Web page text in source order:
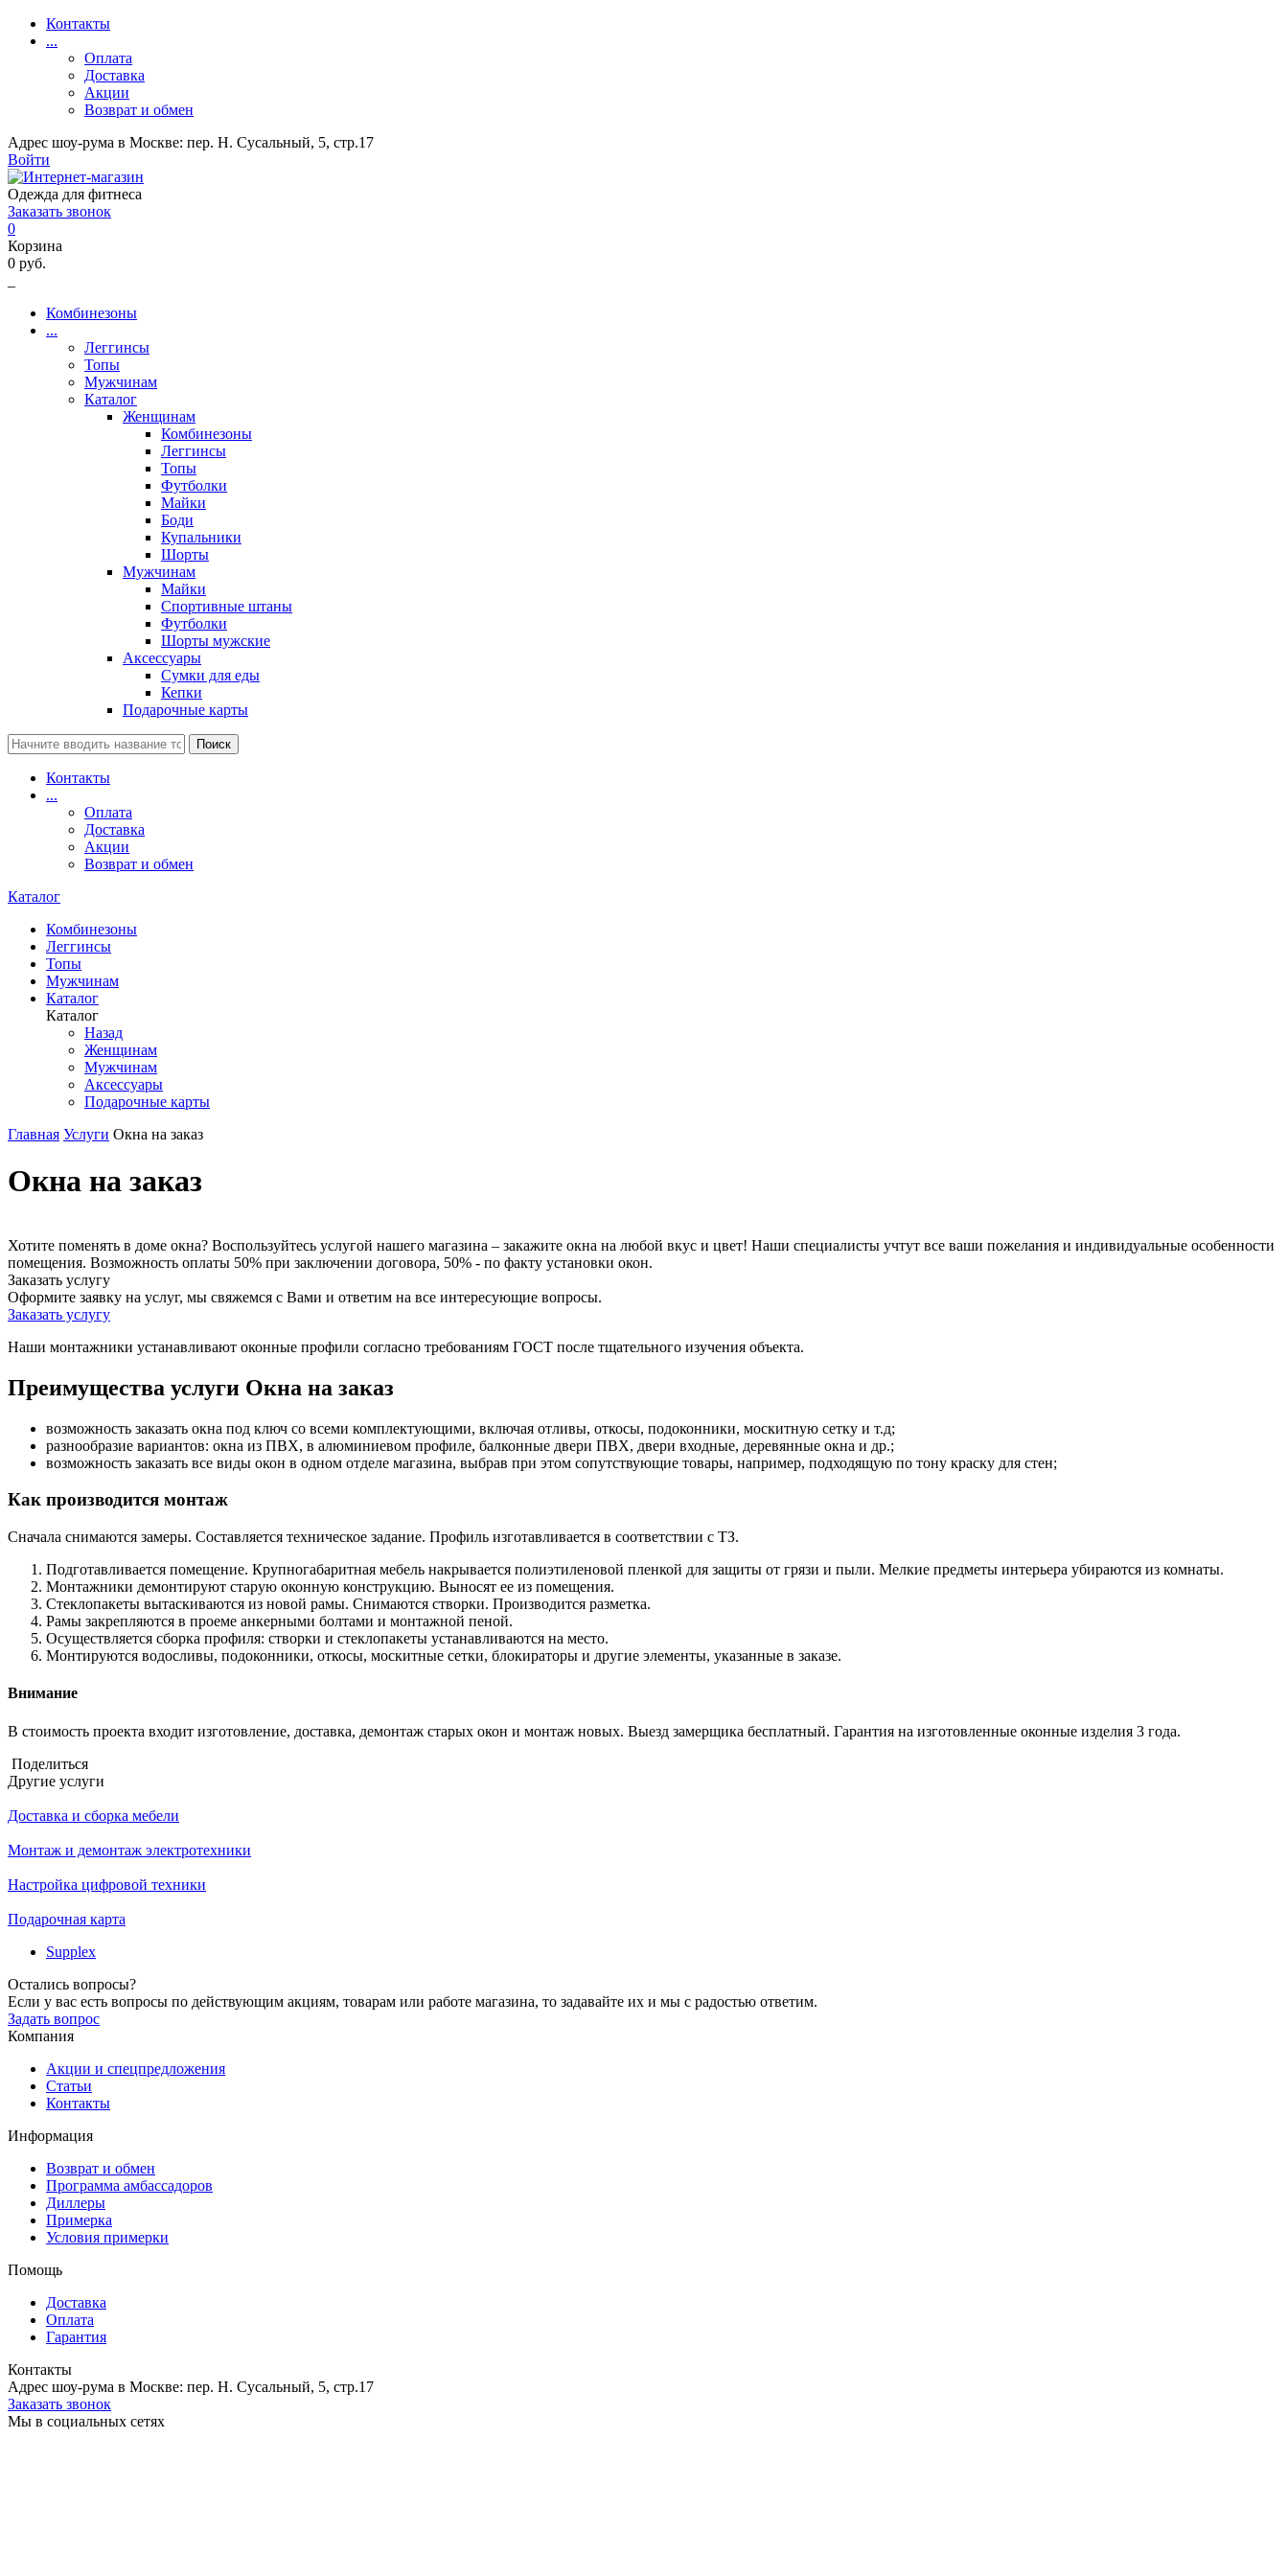
Контакты
...
Оплата
Доставка
Акции
Возврат и обмен
Адрес шоу-рума в Москве: пер. Н. Сусальный, 5, стр.17
Войти
Одежда для фитнеса
Заказать звонок
0
Корзина
0 руб.
Комбинезоны
...
Леггинсы
Топы
Мужчинам
Каталог
Женщинам
Комбинезоны
Леггинсы
Топы
Футболки
Майки
Боди
Купальники
Шорты
Мужчинам
Майки
Спортивные штаны
Футболки
Шорты мужские
Аксессуары
Сумки для еды
Кепки
Подарочные карты
Поиск
Контакты
...
Оплата
Доставка
Акции
Возврат и обмен
Каталог
Комбинезоны
Леггинсы
Топы
Мужчинам
Каталог
Каталог
Назад
Женщинам
Мужчинам
Аксессуары
Подарочные карты
Главная Услуги Окна на заказ
Окна на заказ
Хотите поменять в доме окна? Воспользуйтесь услугой нашего магазина – закажите окна на любой вкус и цвет! Наши специалисты учтут все ваши пожелания и индивидуальные особенности
помещения. Возможность оплаты 50% при заключении договора, 50% - по факту установки окон.
Заказать услугу
Оформите заявку на услуг, мы свяжемся с Вами и ответим на все интересующие вопросы.
Заказать услугу
Наши монтажники устанавливают оконные профили согласно требованиям ГОСТ после тщательного изучения объекта.
Преимущества услуги Окна на заказ
возможность заказать окна под ключ со всеми комплектующими, включая отливы, откосы, подоконники, москитную сетку и т.д;
разнообразие вариантов: окна из ПВХ, в алюминиевом профиле, балконные двери ПВХ, двери входные, деревянные окна и др.;
возможность заказать все виды окон в одном отделе магазина, выбрав при этом сопутствующие товары, например, подходящую по тону краску для стен;
Как производится монтаж
Сначала снимаются замеры. Составляется техническое задание. Профиль изготавливается в соответствии с ТЗ.
Подготавливается помещение. Крупногабаритная мебель накрывается полиэтиленовой пленкой для защиты от грязи и пыли. Мелкие предметы интерьера убираются из комнаты.
Монтажники демонтируют старую оконную конструкцию. Выносят ее из помещения.
Стеклопакеты вытаскиваются из новой рамы. Снимаются створки. Производится разметка.
Рамы закрепляются в проеме анкерными болтами и монтажной пеной.
Осуществляется сборка профиля: створки и стеклопакеты устанавливаются на место.
Монтируются водосливы, подоконники, откосы, москитные сетки, блокираторы и другие элементы, указанные в заказе.
Внимание
В стоимость проекта входит изготовление, доставка, демонтаж старых окон и монтаж новых. Выезд замерщика бесплатный. Гарантия на изготовленные оконные изделия 3 года.
Поделиться
Другие услуги
Доставка и сборка мебели
Монтаж и демонтаж электротехники
Настройка цифровой техники
Подарочная карта
Supplex
Остались вопросы?
Если у вас есть вопросы по действующим акциям, товарам или работе магазина, то задавайте их и мы с радостью ответим.
Задать вопрос
Компания
Акции и спецпредложения
Статьи
Контакты
Информация
Возврат и обмен
Программа амбассадоров
Диллеры
Примерка
Условия примерки
Помощь
Доставка
Оплата
Гарантия
Контакты
Адрес шоу-рума в Москве: пер. Н. Сусальный, 5, стр.17
Заказать звонок
Мы в социальных сетях